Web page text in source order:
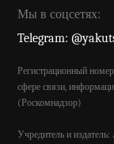
Мы в соцсетях:
Telegram:
Регистрационный
сфере связи,
(Роскомнадзор)
Учредитель и